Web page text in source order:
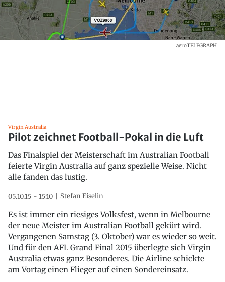
aeroTELEGRAPH
Virgin Australia
Pilot zeichnet Football-Pokal in die Luft
Das Finalspiel der Meisterschaft im Australian Football
feierte Virgin Australia auf ganz spezielle Weise. Nicht
alle fanden das lustig.
05.10.15 - 15:10 Stefan Eiselin
Es ist immer ein riesiges Volksfest, wenn in Melbourne
der neue Meister im Australian Football gekürt wird.
Vergangenen Samstag (3. Oktober) war es wieder so weit.
Und für den AFL Grand Final 2015 überlegte sich Virgin
Australia etwas ganz Besonderes. Die Airline schickte
am Vortag einen Flieger auf einen Sondereinsatz.